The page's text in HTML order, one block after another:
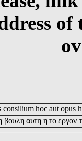
consilium hoc aut opus
αυτη η το εργον